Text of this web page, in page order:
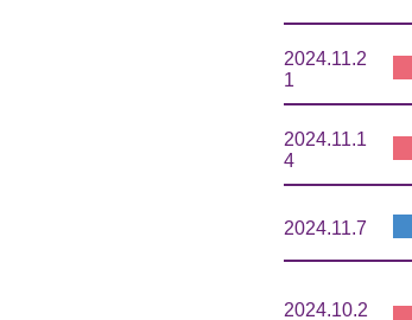
2024.11.2
1
2024.11.1
4
2024.11.7
2024.10.2